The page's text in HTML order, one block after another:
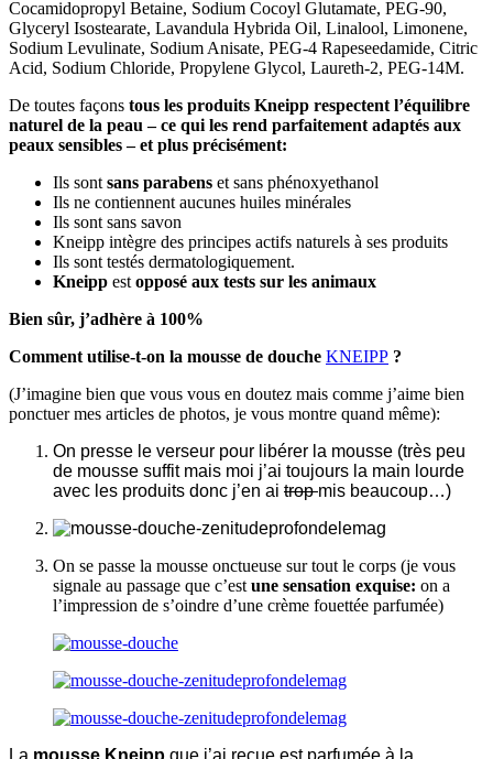
Cocamidopropyl Betaine, Sodium Cocoyl Glutamate, PEG-90,
Glyceryl Isostearate, Lavandula Hybrida Oil, Linalool, Limonene,
Sodium Levulinate, Sodium Anisate, PEG-4 Rapeseedamide, Citric
Acid, Sodium Chloride, Propylene Glycol, Laureth-2, PEG-14M.
De toutes façons tous les produits Kneipp respectent l’équilibre
naturel de la peau – ce qui les rend parfaitement adaptés aux
peaux sensibles – et plus précisément:
Ils sont sans parabens et sans phénoxyethanol
Ils ne contiennent aucunes huiles minérales
Ils sont sans savon
Kneipp intègre des principes actifs naturels à ses produits
Ils sont testés dermatologiquement.
Kneipp est opposé aux tests sur les animaux
Bien sûr, j’adhère à 100%
Comment utilise-t-on la mousse de douche KNEIPP ?
(J’imagine bien que vous vous en doutez mais comme j’aime bien
ponctuer mes articles de photos, je vous montre quand même):
On presse le verseur pour libérer la mousse (très peu
de mousse suffit mais moi j’ai toujours la main lourde
avec les produits donc j’en ai tropmis beaucoup…)
On se passe la mousse onctueuse sur tout le corps (je vous
signale au passage que c’est une sensation exquise: on a
l’impression de s’oindre d’une crème fouettée parfumée)
La mousse Kneipp que j’ai reçue est parfumée à la